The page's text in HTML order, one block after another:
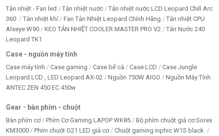
Tản nhiệt - Fan led Tản nhiệt nước
Tản nhiệt nước LCD Leopard Chill Arc
360
Tản nhiệt khí Fan Tản Nhiệt Leopard Chính Hãng
Tản nhiệt CPU
Alseye W90
KEO TẢN NHIỆT COOLER MASTER PRO V2
Tản Nước 240
Leopard TK1
Case - nguồn máy tính
Case máy tính Case gaming Case bể cá Case LCD
Case Jungle
Leopard LCD , LED Leopard AX-02
Nguồn 750W AIGO
Nguồn Máy Tính
ANTEC ZEN 450 EC 450w
Gear - bàn phím - chuột
Bàn phím cơ Phím Cơ Gaming LAPOP WK85
Bộ phím chuột giả cơ Sorex
KM3000
Phím chuột G21 LED giả cơ
Chuột gaming inphic W1S black